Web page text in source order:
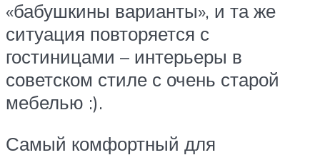
«бабушкины варианты», и та же
ситуация повторяется с
гостиницами – интерьеры в
советском стиле с очень старой
мебелью :).
Самый комфортный для